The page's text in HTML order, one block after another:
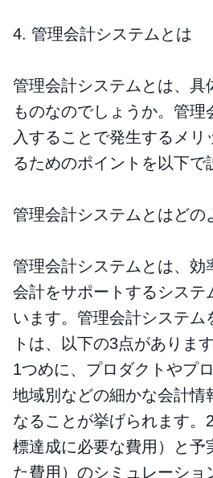
4. 管理会計システムとは
管理会計システムとは、具
ものなのでしょうか。管理
入することで発生するメリ
るためのポイントを以下で
管理会計システムとはどの
管理会計システムとは、効
会計をサポートするシステ
います。管理会計システム
トは、以下の3点があります
1つめに、プロダクトやプ
地域別などの細かな会計情
なることが挙げられます。
標達成に必要な費用）と予
た費用）のシミュレーショ